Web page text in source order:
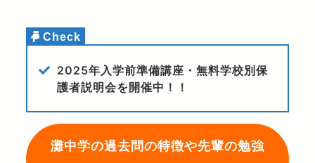
2025年入学前準備講座・無料学校別保
護者説明会を開催中！！
灘中学の過去問の特徴や先輩の勉強